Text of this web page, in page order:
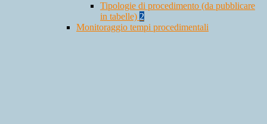
Tipologie di procedimento (da pubblicare
in tabelle) 2
Monitoraggio tempi procedimentali